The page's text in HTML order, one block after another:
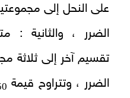
على النحل إلى
الضرر ، والثانية
تقسيم آخر إلى ثلاثة
الضرر ، وتتراوح قيمة